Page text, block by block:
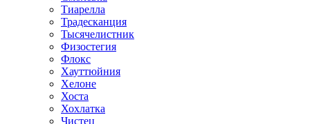
Тиарелла
Традесканция
Тысячелистник
Физостегия
Флокс
Хауттюйния
Хелоне
Хоста
Хохлатка
Чистец